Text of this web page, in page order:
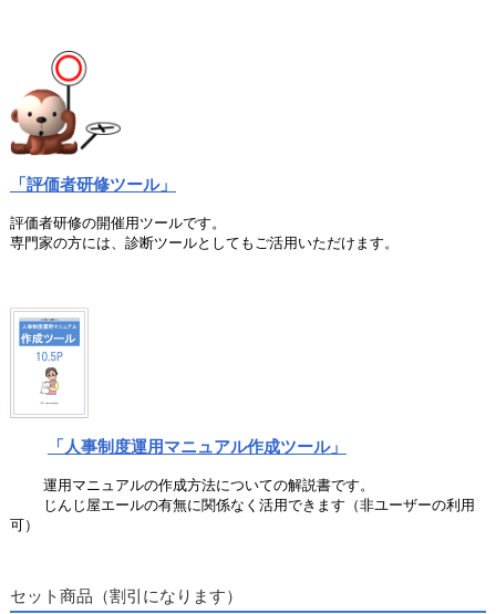
「評価者研修ツール」
評価者研修の開催用ツールです。
専門家の方には、診断ツールとしてもご活用いただけます。
「人事制度運用マニュアル作成ツール」
運用マニュアルの作成方法についての解説書です。
じんじ屋エールの有無に関係なく活用できます（非ユーザーの利用
可）
セット商品（割引になります）